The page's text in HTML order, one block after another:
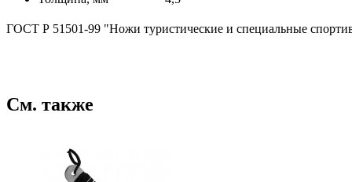
ГОСТ Р 51501-99 "Ножи туристические и специальные
См. также